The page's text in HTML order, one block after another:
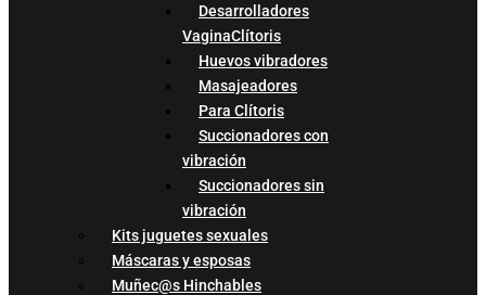
Desarrolladores
VaginaClítoris
Huevos vibradores
Masajeadores
Para Clítoris
Succionadores con
vibración
Succionadores sin
vibración
Kits juguetes sexuales
Máscaras y esposas
Muñec@s Hinchables